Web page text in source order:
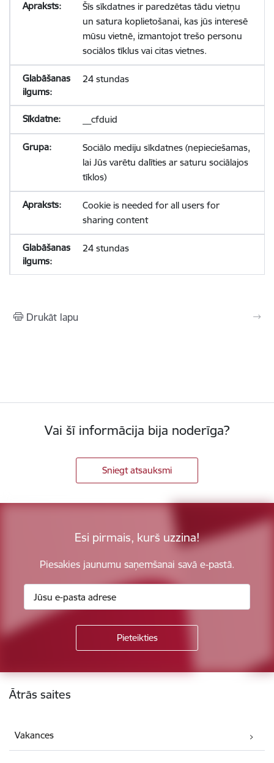
Šīs sīkdatnes ir paredzētas tādu vietņu
un satura koplietošanai, kas jūs interesē
mūsu vietnē, izmantojot trešo personu
sociālos tīklus vai citas vietnes.
24 stundas
__cfduid
Sociālo mediju sīkdatnes (nepieciešamas,
lai Jūs varētu dalīties ar saturu sociālajos
tīklos)
Cookie is needed for all users for
sharing content
24 stundas
Drukāt lapu
Vai šī informācija bija noderīga?
Sniegt atsauksmi
Esi pirmais, kurš uzzina!
Piesakies jaunumu saņemšanai savā e-pastā.
Kājene
Ātrās saites
Vakances